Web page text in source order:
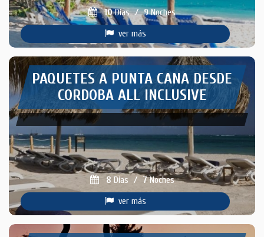
10Días / 9Noches
ver más
PAQUETES A PUNTA CANA DESDE
CORDOBA ALL INCLUSIVE
8 Días / 7Noches
ver más